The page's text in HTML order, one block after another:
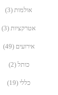
אולמות (3)
אטרקציות (3)
אירועים (49)
כותל (2)
כללי (19)